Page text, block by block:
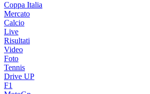
Coppa Italia
Mercato
Calcio
Live
Risultati
Video
Foto
Tennis
Drive UP
F1